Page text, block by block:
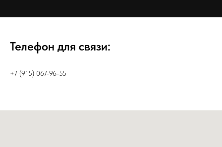
Телефон для связи:
+7 (915) 067-96-55